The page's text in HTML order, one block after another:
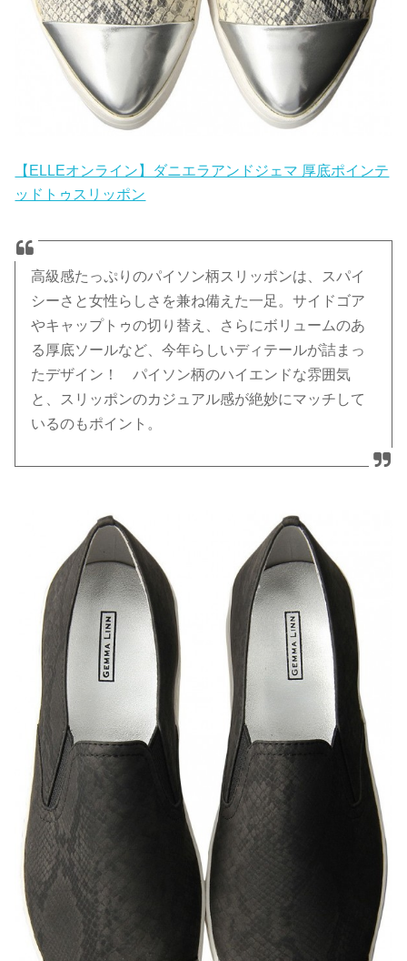
【ELLEオンライン】ダニエラアンドジェマ 厚底ポインテ
ッドトゥスリッポン
高級感たっぷりのパイソン柄スリッポンは、スパイ
シーさと女性らしさを兼ね備えた一足。サイドゴア
やキャップトゥの切り替え、さらにボリュームのあ
る厚底ソールなど、今年らしいディテールが詰まっ
たデザイン！ パイソン柄のハイエンドな雰囲気
と、スリッポンのカジュアル感が絶妙にマッチして
いるのもポイント。